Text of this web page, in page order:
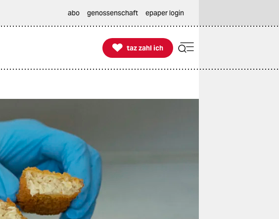
abo genossenschaft epaper login

taz zahl ich
taz zahl ich